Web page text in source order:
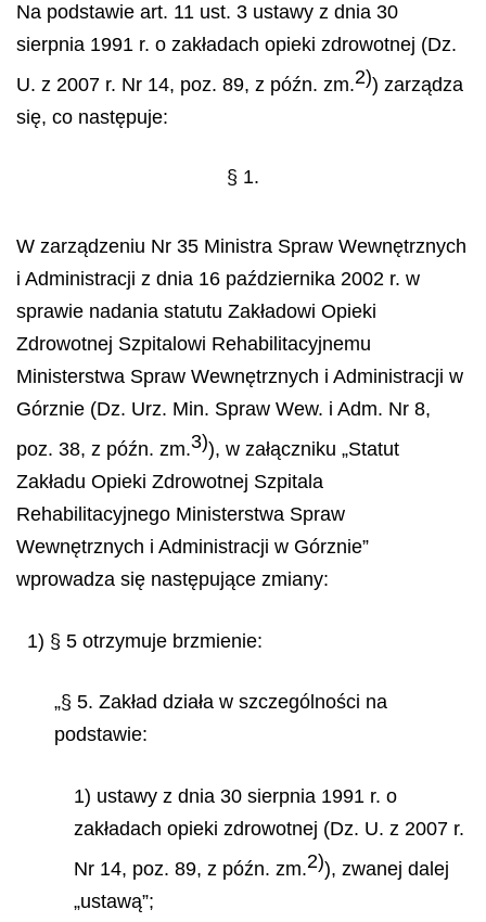
Na podstawie art. 11 ust. 3 ustawy z dnia 30
sierpnia 1991 r. o zakładach opieki zdrowotnej (Dz.
U. z 2007 r. Nr 14, poz. 89, z późn. zm.2)) zarządza
się, co następuje:
§ 1.
W zarządzeniu Nr 35 Ministra Spraw Wewnętrznych
i Administracji z dnia 16 października 2002 r. w
sprawie nadania statutu Zakładowi Opieki
Zdrowotnej Szpitalowi Rehabilitacyjnemu
Ministerstwa Spraw Wewnętrznych i Administracji w
Górznie (Dz. Urz. Min. Spraw Wew. i Adm. Nr 8,
poz. 38, z późn. zm.3)), w załączniku „Statut
Zakładu Opieki Zdrowotnej Szpitala
Rehabilitacyjnego Ministerstwa Spraw
Wewnętrznych i Administracji w Górznie”
wprowadza się następujące zmiany:
1) § 5 otrzymuje brzmienie:
„§ 5. Zakład działa w szczególności na
podstawie:
1) ustawy z dnia 30 sierpnia 1991 r. o
zakładach opieki zdrowotnej (Dz. U. z 2007 r.
Nr 14, poz. 89, z późn. zm.2)), zwanej dalej
„ustawą”;